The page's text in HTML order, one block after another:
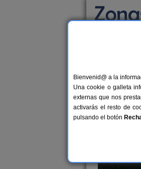
25 €
Bienvenid@ a la
Una cookie o galleta
externas que nos
activarás el resto de
pulsando el botón